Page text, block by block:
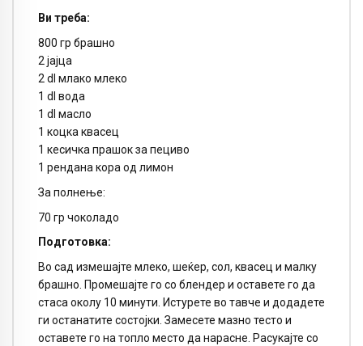
Ви треба:
800 гр брашно
2 јајца
2 dl млако млеко
1 dl вода
1 dl масло
1 коцка квасец
1 кесичка прашок за пециво
1 рендана кора од лимон
За полнење:
70 гр чоколадо
Подготовка:
Во сад измешајте млеко, шеќер, сол, квасец и малку
брашно. Промешајте го со блендер и оставете го да
стаса околу 10 минути. Истурете во тавче и додадете
ги останатите состојки. Замесете мазно тесто и
оставете го на топло место да нарасне. Расукајте со